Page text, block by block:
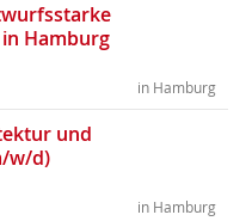
Hamburg
in Hamburg
und
w/d)
in Hamburg